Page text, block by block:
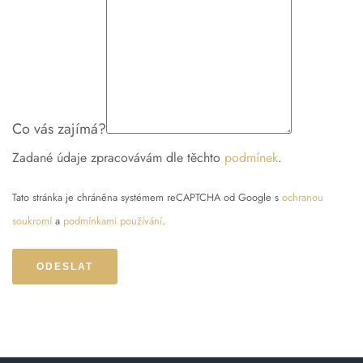
Co vás zajímá?
Zadané údaje zpracovávám dle těchto podmínek.
Tato stránka je chráněna systémem reCAPTCHA od Google s ochranou
soukromía podmínkami používání.
ODESLAT